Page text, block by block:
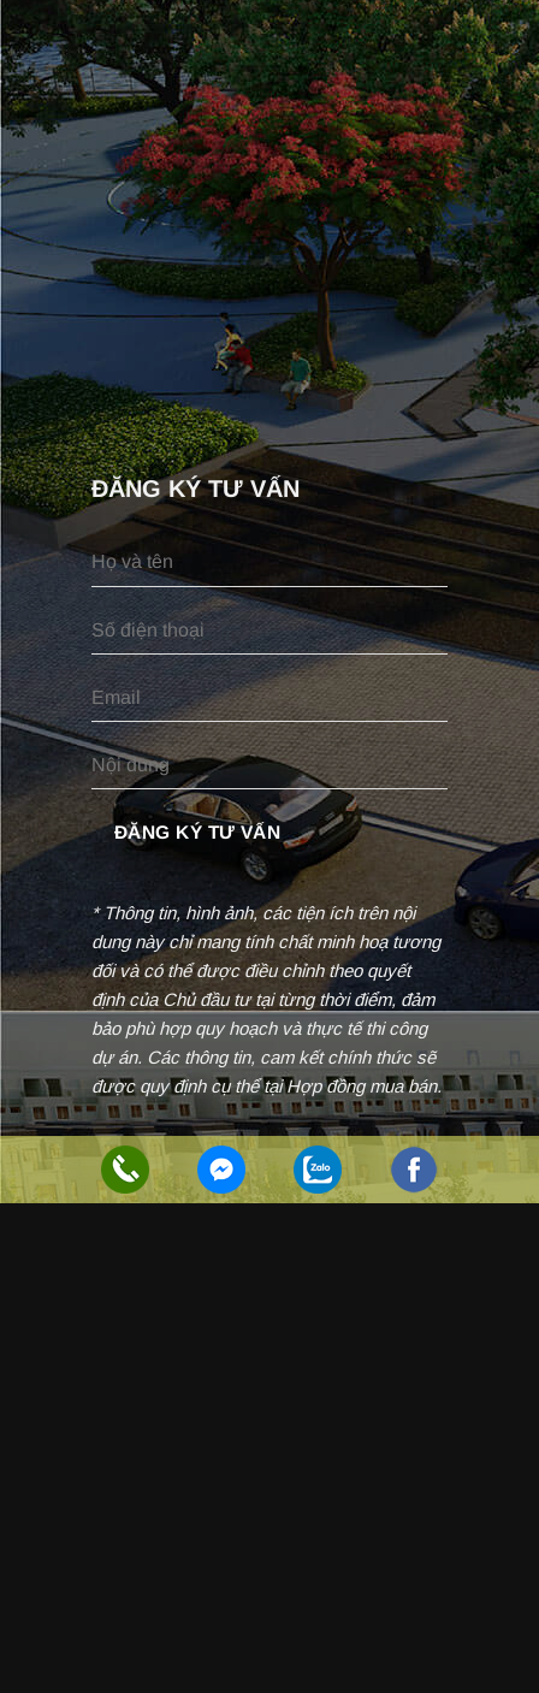
ĐĂNG KÝ TƯ VẤN
* Thông tin, hình ảnh, các tiện ích trên nội
dung này chỉ mang tính chất minh hoạ tương
đối và có thể được điều chỉnh theo quyết
định của Chủ đầu tư tại từng thời điểm, đảm
bảo phù hợp quy hoạch và thực tế thi công
dự án. Các thông tin, cam kết chính thức sẽ
được quy định cụ thể tại Hợp đồng mua bán.